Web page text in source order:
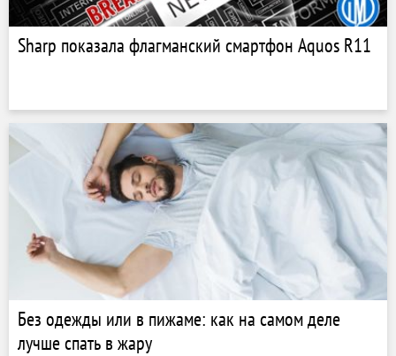
Sharp показала флагманский смартфон Aquos R11
Без одежды или в пижаме: как на самом деле
лучше спать в жару